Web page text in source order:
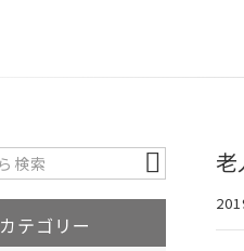
カテゴリー